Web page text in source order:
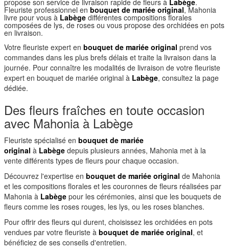
propose son service de livraison rapide de fleurs à Labège.
Fleuriste professionnel en bouquet de mariée original, Mahonia
livre pour vous à Labège différentes compositions florales
composées de lys, de roses ou vous propose des orchidées en pots
en livraison.
Votre fleuriste expert en bouquet de mariée original prend vos
commandes dans les plus brefs délais et traite la livraison dans la
journée. Pour connaître les modalités de livraison de votre fleuriste
expert en bouquet de mariée original à Labège, consultez la page
dédiée.
Des fleurs fraîches en toute occasion
avec Mahonia à Labège
Fleuriste spécialisé en bouquet de mariée
original à Labège depuis plusieurs années, Mahonia met à la
vente différents types de fleurs pour chaque occasion.
Découvrez l'expertise en bouquet de mariée original de Mahonia
et les compositions florales et les couronnes de fleurs réalisées par
Mahonia à Labège pour les cérémonies, ainsi que les bouquets de
fleurs comme les roses rouges, les lys, ou les roses blanches.
Pour offrir des fleurs qui durent, choisissez les orchidées en pots
vendues par votre fleuriste à bouquet de mariée original, et
bénéficiez de ses conseils d'entretien.